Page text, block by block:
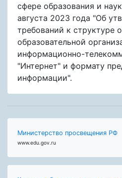
сфере образования и
августа 2023 года "Об
требований к структуре
образовательной
информационно-
"Интернет" и формату
информации".
Министерство просвещения РФ
www.edu.gov.ru